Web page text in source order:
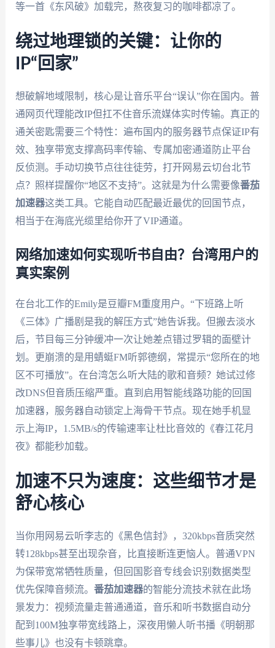
等一首《东风破》加载完，熬夜复习的咖啡都凉了。
绕过地理锁的关键：让你的
IP“回家”
想破解地域限制，核心是让音乐平台“误认”你在国内。普
通网页代理能改IP但扛不住音乐流媒体实时传输。真正的
通关密匙需要三个特性：遍布国内的服务器节点保证IP有
效、独享带宽支撑高码率传输、专属加密通道防止平台
反侦测。手动切换节点往往徒劳，打开网易云切台北节
点？照样提醒你“地区不支持”。这就是为什么需要像番茄
加速器这类工具。它能自动匹配最近最优的回国节点，
相当于在海底光缆里给你开了VIP通道。
网络加速如何实现听书自由？台湾用户的
真实案例
在台北工作的Emily是豆瓣FM重度用户。“下班路上听
《三体》广播剧是我的解压方式”她告诉我。但搬去淡水
后，节目每三分钟缓冲一次让她差点错过罗辑的面壁计
划。更崩溃的是用蜻蜓FM听郭德纲，常提示“您所在的地
区不可播放”。在台湾怎么听大陆的歌和音频？她试过修
改DNS但音质压缩严重。直到启用智能线路功能的回国
加速器，服务器自动锁定上海骨干节点。现在她手机显
示上海IP，1.5MB/s的传输速率让杜比音效的《春江花月
夜》都能秒加载。
加速不只为速度：这些细节才是
舒心核心
当你用网易云听李志的《黑色信封》，320kbps音质突然
转128kbps甚至出现杂音，比直接断连更恼人。普通VPN
为保带宽常牺牲质量，但回国影音专线会识别数据类型
优先保障音频流。 番茄加速器的智能分流技术就在此场
景发力：视频流量走普通通道，音乐和听书数据自动分
配到100M独享带宽线路上，深夜用懒人听书播《明朝那
些事儿》也没有卡顿跳章。